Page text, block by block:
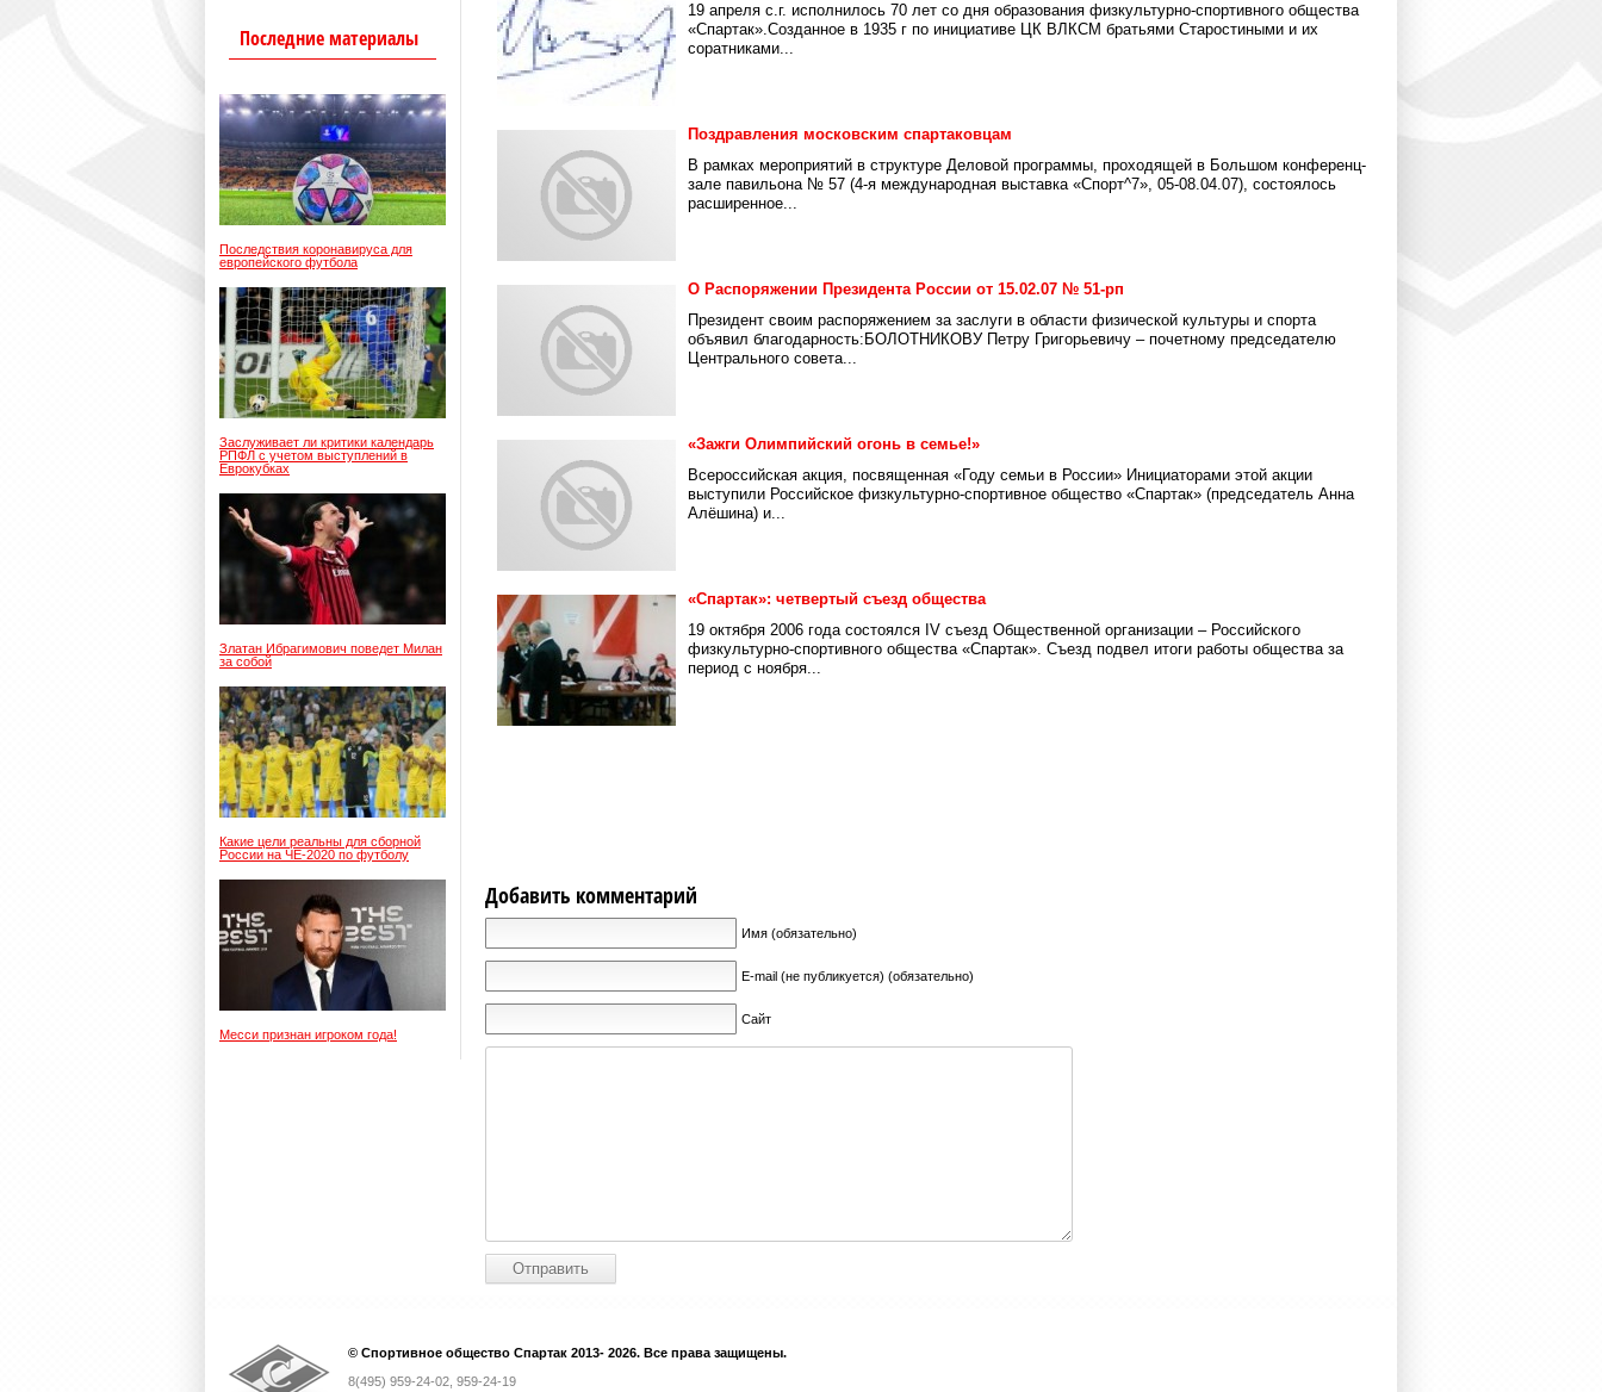
Последние материалы
Последствия коронавируса для
европейского футбола
Заслуживает ли критики календарь
РПФЛ с учетом выступлений в
Еврокубках
Златан Ибрагимович поведет Милан
за собой
Какие цели реальны для сборной
России на ЧЕ-2020 по футболу
Месси признан игроком года!
19 апреля с.г. исполнилось 70 лет со дня образования физкультурно-спортивного общества
«Спартак».Созданное в 1935 г по инициативе ЦК ВЛКСМ братьями Старостиными и их
соратниками...
Поздравления московским спартаковцам
В рамках мероприятий в структуре Деловой программы, проходящей в Большом конференц-
зале павильона № 57 (4-я международная выставка «Спорт^7», 05-08.04.07), состоялось
расширенное...
О Распоряжении Президента России от 15.02.07 № 51-рп
Президент своим распоряжением за заслуги в области физической культуры и спорта
объявил благодарность:БОЛОТНИКОВУ Петру Григорьевичу – почетному председателю
Центрального совета...
«Зажги Олимпийский огонь в семье!»
Всероссийская акция, посвященная «Году семьи в России» Инициаторами этой акции
выступили Российское физкультурно-спортивное общество «Спартак» (председатель Анна
Алёшина) и...
«Спартак»: четвертый съезд общества
19 октября 2006 года состоялся IV съезд Общественной организации – Российского
физкультурно-спортивного общества «Спартак». Съезд подвел итоги работы общества за
период с ноября...
Добавить комментарий
Имя (обязательно)
E-mail (не публикуется) (обязательно)
Сайт
© Спортивное общество Спартак 2013- 2026. Все права защищены.
8(495) 959-24-02, 959-24-19